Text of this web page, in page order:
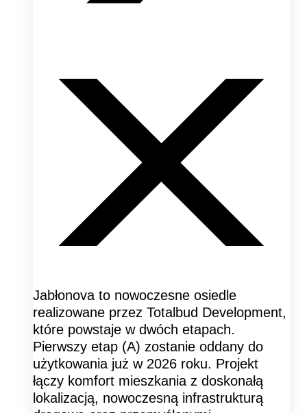
Jabłonova to nowoczesne osiedle
realizowane przez Totalbud Development,
które powstaje w dwóch etapach.
Pierwszy etap (A) zostanie oddany do
użytkowania już w 2026 roku. Projekt
łączy komfort mieszkania z doskonałą
lokalizacją, nowoczesną infrastrukturą